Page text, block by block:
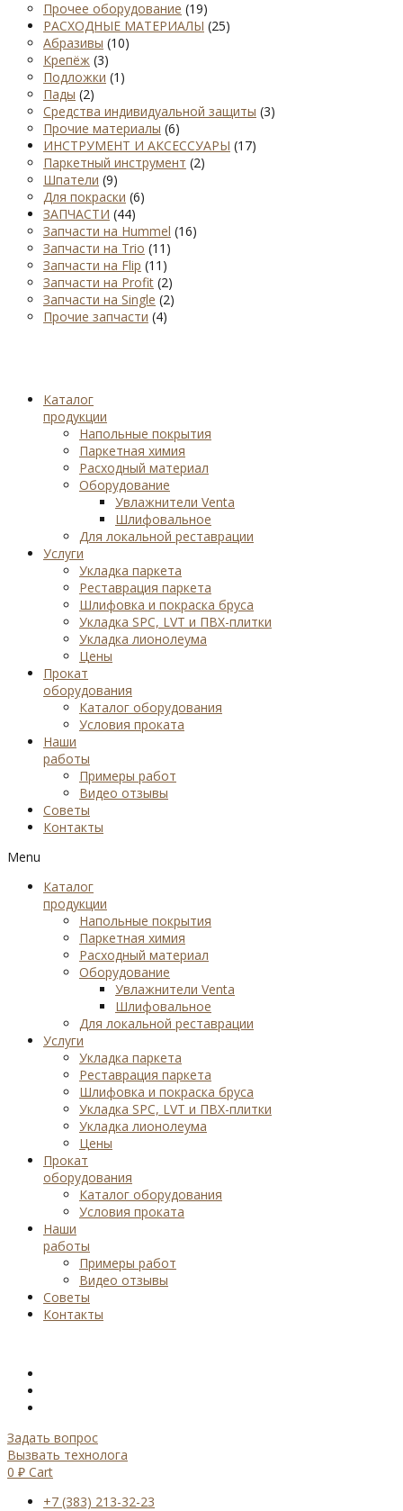
Прочее оборудование (19)
РАСХОДНЫЕ МАТЕРИАЛЫ (25)
Абразивы (10)
Крепёж (3)
Подложки (1)
Пады (2)
Средства индивидуальной защиты (3)
Прочие материалы (6)
ИНСТРУМЕНТ И АКСЕССУАРЫ (17)
Паркетный инструмент (2)
Шпатели (9)
Для покраски (6)
ЗАПЧАСТИ (44)
Запчасти на Hummel (16)
Запчасти на Trio (11)
Запчасти на Flip (11)
Запчасти на Profit (2)
Запчасти на Single (2)
Прочие запчасти (4)
Каталог
продукции
Напольные покрытия
Паркетная химия
Расходный материал
Оборудование
Увлажнители Venta
Шлифовальное
Для локальной реставрации
Услуги
Укладка паркета
Реставрация паркета
Шлифовка и покраска бруса
Укладка SPC, LVT и ПВХ-плитки
Укладка лионолеума
Цены
Прокат
оборудования
Каталог оборудования
Условия проката
Наши
работы
Примеры работ
Видео отзывы
Советы
Контакты
Menu
Каталог
продукции
Напольные покрытия
Паркетная химия
Расходный материал
Оборудование
Увлажнители Venta
Шлифовальное
Для локальной реставрации
Услуги
Укладка паркета
Реставрация паркета
Шлифовка и покраска бруса
Укладка SPC, LVT и ПВХ-плитки
Укладка лионолеума
Цены
Прокат
оборудования
Каталог оборудования
Условия проката
Наши
работы
Примеры работ
Видео отзывы
Советы
Контакты
Задать вопрос
Вызвать технолога
0 ₽ Cart
+7 (383) 213-32-23